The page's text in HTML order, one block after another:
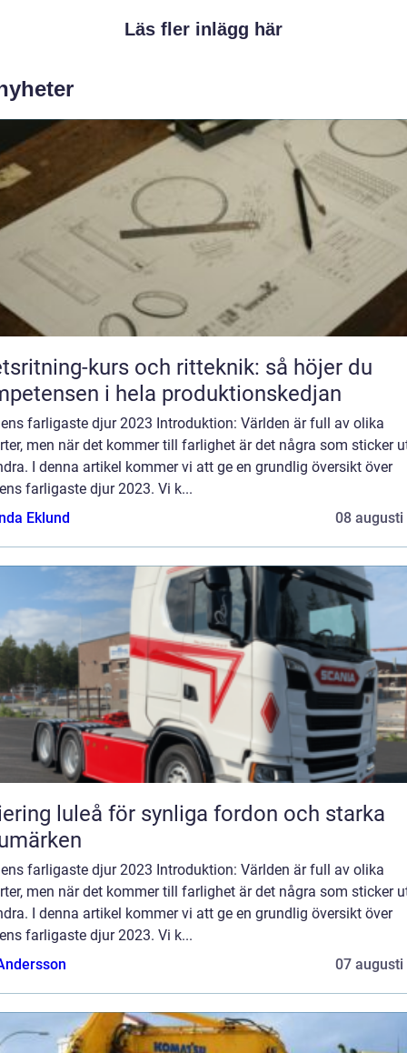
Läs fler inlägg här
kurs och ritteknik: så höjer du
i hela produktionskedjan
farligaste djur 2023 Introduktion: Världen är full av olika
men när det kommer till farlighet är det några som sticker
I denna artikel kommer vi att ge en grundlig översikt över
farligaste djur 2023. Vi k...
Eklund
08 augusti
luleå för synliga fordon och starka
farligaste djur 2023 Introduktion: Världen är full av olika
men när det kommer till farlighet är det några som sticker
I denna artikel kommer vi att ge en grundlig översikt över
farligaste djur 2023. Vi k...
07 augusti